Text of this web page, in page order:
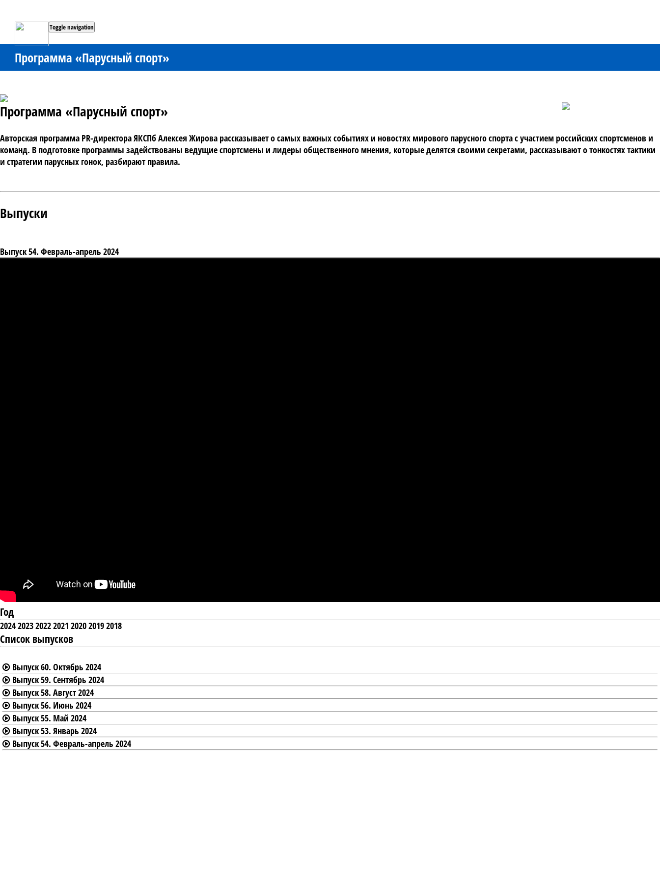
Toggle navigation
Программа «Парусный спорт»
Программа «Парусный спорт»
Авторская программа PR-директора ЯКСПб Алексея Жирова рассказывает о самых важных событиях и новостях мирового парусного спорта с участием российских спортсменов и
команд. В подготовке программы задействованы ведущие спортсмены и лидеры общественного мнения, которые делятся своими секретами, рассказывают о тонкостях тактики
и стратегии парусных гонок, разбирают правила.
Выпуски
Выпуск 54. Февраль-апрель 2024
Год
2024202320222021 202020192018
Список выпусков
Выпуск 60. Октябрь 2024
Выпуск 59. Сентябрь 2024
Выпуск 58. Август 2024
Выпуск 56. Июнь 2024
Выпуск 55. Май 2024
Выпуск 53. Январь 2024
Выпуск 54. Февраль-апрель 2024